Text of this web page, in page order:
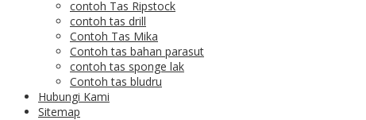
contoh Tas Ripstock
contoh tas drill
Contoh Tas Mika
Contoh tas bahan parasut
contoh tas sponge lak
Contoh tas bludru
Hubungi Kami
Sitemap